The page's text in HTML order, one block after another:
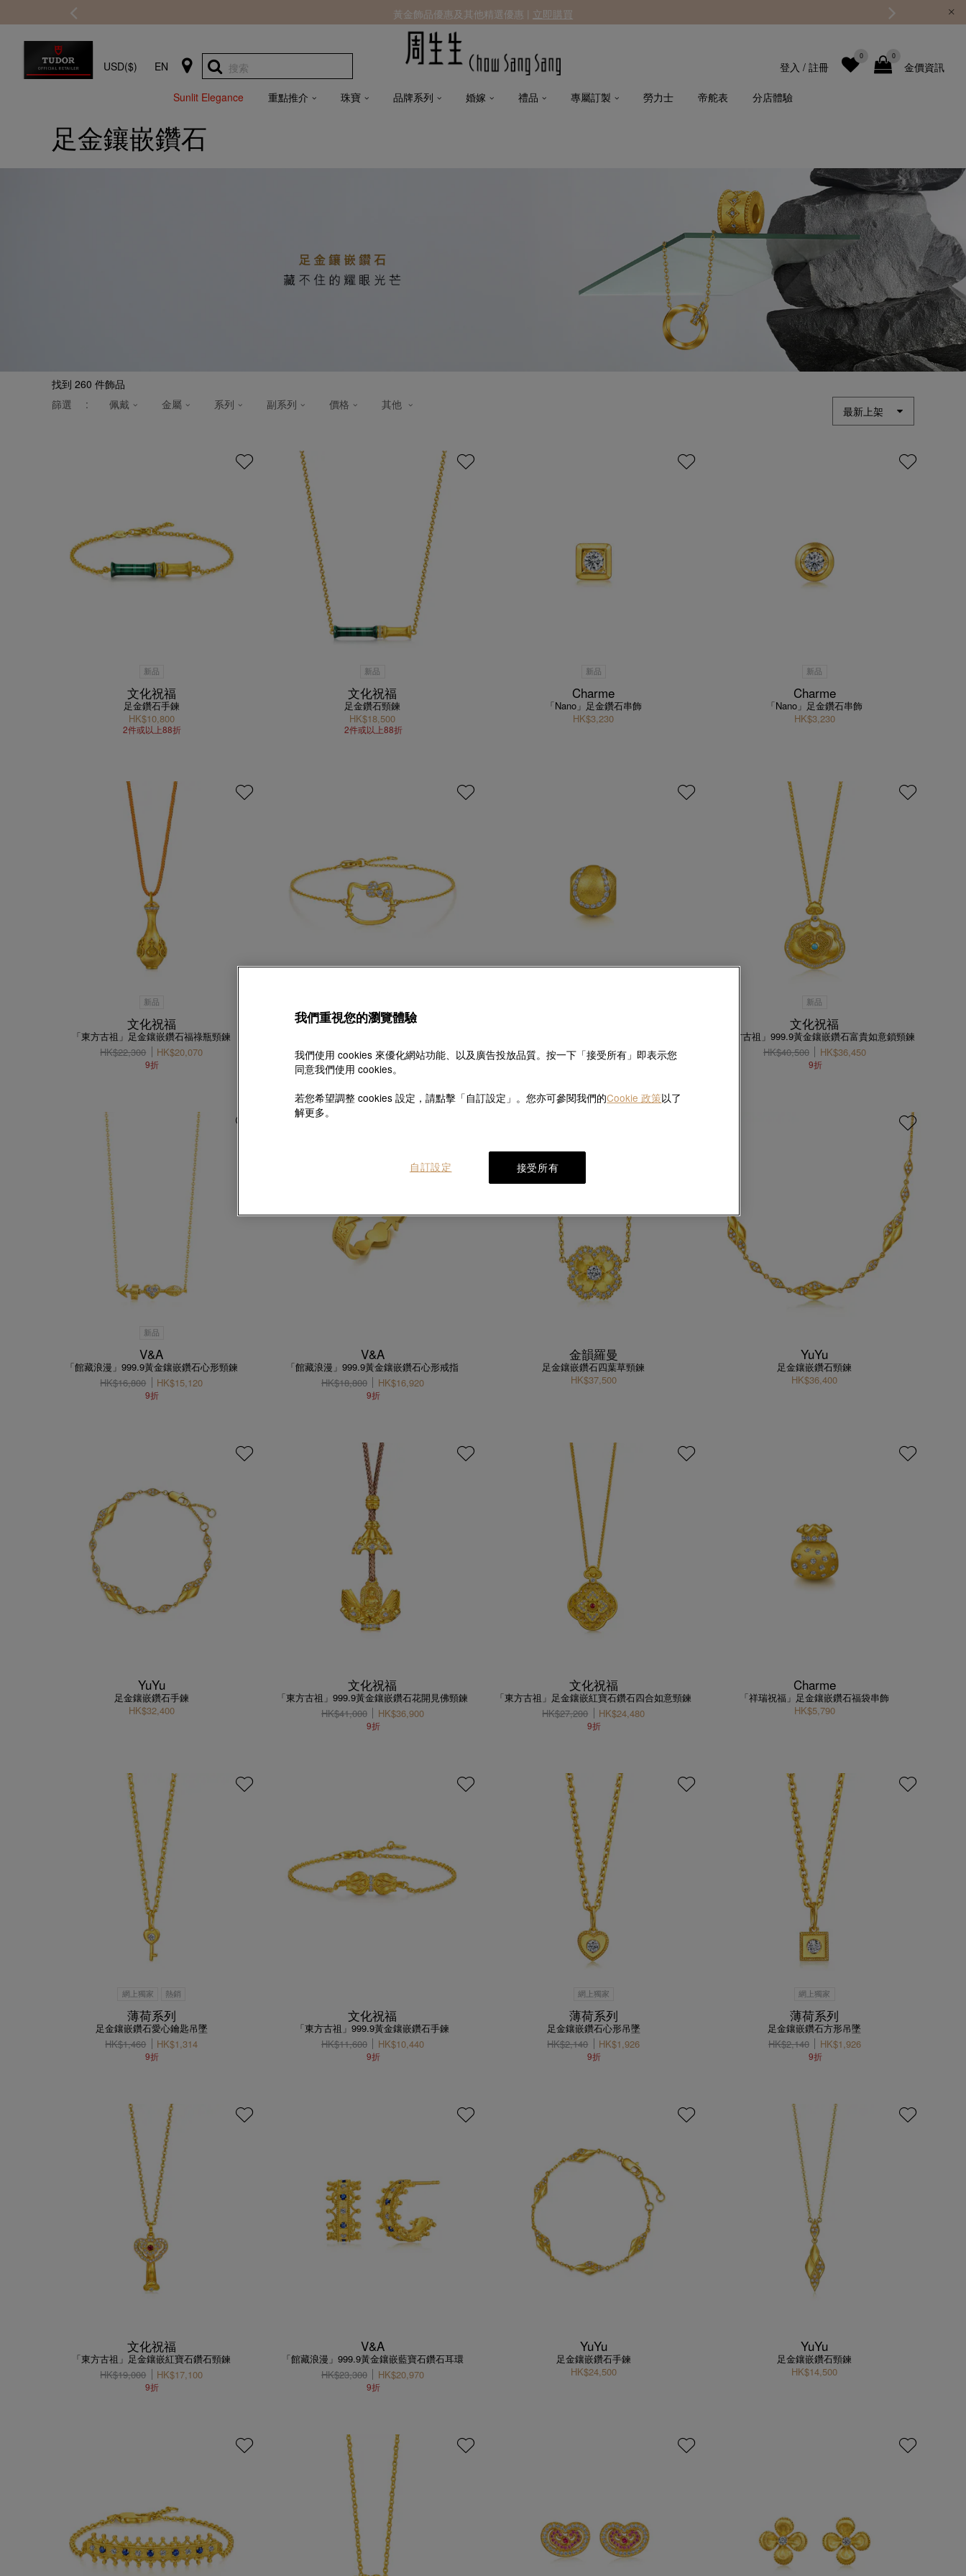
USD($) EN 搜索 金價資訊
0
0
登入 / 註冊
Sunlit Elegance 重點推介 珠寶 品牌系列 婚嫁 禮品 專屬訂製 勞力士 帝舵表 分店體驗
黃金飾品優惠及其他精選優惠 | 立即購買
足金鑲嵌鑽石
找到 260 件飾品
篩選
: 佩戴 金屬 系列 副系列 價格 其他
新品
文化祝福
足金鑽石手鍊
HK$10,800
2件或以上88折
新品
文化祝福
足金鑽石頸鍊
HK$18,500
2件或以上88折
新品
Charme
「Nano」足金鑽石串飾
HK$3,230
新品
Charme
「Nano」足金鑽石串飾
HK$3,230
新品
文化祝福
「東方古祖」足金鑲嵌鑽石福祿瓶頸鍊
HK$22,300
HK$20,070
9折
Sanrio characters
HK$10,800
HK$5,790
新品
文化祝福
「東方古祖」999.9黃金鑲嵌鑽石富貴如意鎖頸鍊
HK$40,500
HK$36,450
9折
新品
V&A
「館藏浪漫」999.9黃金鑲嵌鑽石心形頸鍊
HK$16,800
HK$15,120
9折
V&A
「館藏浪漫」999.9黃金鑲嵌鑽石心形戒指
HK$18,800
HK$16,920
9折
金韻羅曼
足金鑲嵌鑽石四葉草頸鍊
HK$37,500
YuYu
足金鑲嵌鑽石頸鍊
HK$36,400
YuYu
足金鑲嵌鑽石手鍊
HK$32,400
文化祝福
「東方古祖」999.9黃金鑲嵌鑽石花開見佛頸鍊
HK$41,000
HK$36,900
9折
文化祝福
「東方古祖」足金鑲嵌紅寶石鑽石四合如意頸鍊
HK$27,200
HK$24,480
9折
Charme
「祥瑞祝福」足金鑲嵌鑽石福袋串飾
HK$5,790
網上獨家 熱銷
薄荷系列
足金鑲嵌鑽石愛心鑰匙吊墜
HK$1,460
HK$1,314
9折
文化祝福
「東方古祖」999.9黃金鑲嵌鑽石手鍊
HK$11,600
HK$10,440
9折
網上獨家
薄荷系列
足金鑲嵌鑽石心形吊墜
HK$2,140
HK$1,926
9折
網上獨家
薄荷系列
足金鑲嵌鑽石方形吊墜
HK$2,140
HK$1,926
9折
文化祝福
「東方古祖」足金鑲嵌紅寶石鑽石頸鍊
HK$19,000
HK$17,100
9折
V&A
「館藏浪漫」999.9黃金鑲嵌藍寶石鑽石耳環
HK$23,300
HK$20,970
9折
YuYu
足金鑲嵌鑽石手鍊
HK$24,500
YuYu
足金鑲嵌鑽石頸鍊
HK$14,500
我們重視您的瀏覽體驗
我們使用 cookies 來優化網站功能、以及廣告投放品質。按一下「接受所有」即表示您
同意我們使用 cookies。
若您希望調整 cookies 設定，請點擊「自訂設定」。您亦可參閱我們的Cookie 政策以了
解更多。
接受所有
自訂設定